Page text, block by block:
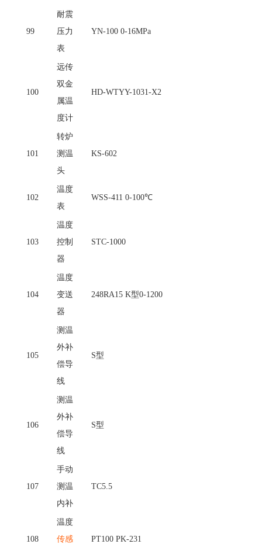
99
耐震
压力
表
YN-100 0-16MPa
100
远传
双金
属温
度计
HD-WTYY-1031-X2
101
转炉
测温
头
KS-602
102
温度
表
WSS-411 0-100℃
103
温度
控制
器
STC-1000
104
温度
变送
器
248RA15 K型0-1200
105
测温
外补
偿导
线
S型
106
测温
外补
偿导
线
S型
107
手动
测温
内补
TC5.5
108
温度
传感
PT100 PK-231